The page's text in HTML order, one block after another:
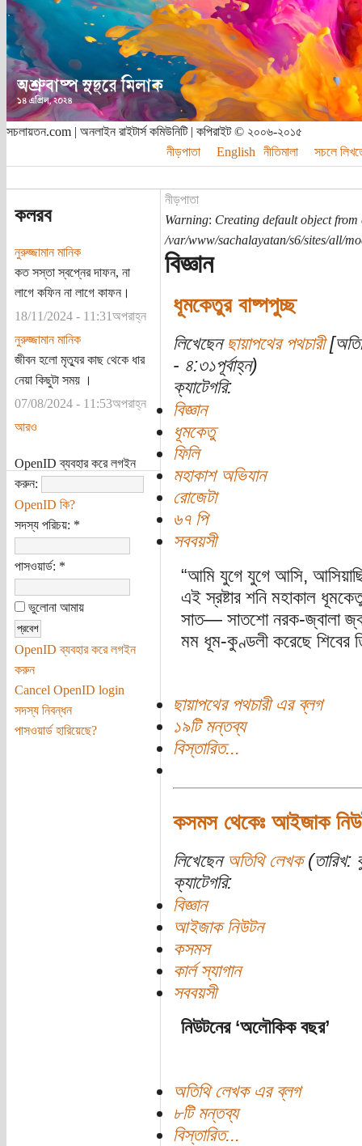
সচলায়তন.com | অনলাইন রাইটার্স কমিউনিটি | কপিরাইট © ২০০৬-২০১৫
নীড়পাতা
English নীতিমালা সচলে
কলরব
নুরুজ্জামান মানিক
কত সস্তা স্বপ্নের দাফন, না
লাগে কফিন না লাগে কাফন।
18/11/2024 - 11:31অপরাহ্ন
নুরুজ্জামান মানিক
জীবন হলো মৃত্যুর কাছ থেকে ধার
নেয়া কিছুটা সময় ।
07/08/2024 - 11:53অপরাহ্ন
আরও
OpenID ব্যবহার করে লগইন
করুন:
OpenID কি?
সদস্য পরিচয়: *
পাসওয়ার্ড: *
ভুলোনা আমায়
OpenID ব্যবহার করে লগইন
করুন
Cancel OpenID login
সদস্য নিবন্ধন
পাসওয়ার্ড হারিয়েছে?
নীড়পাতা
Warning: Creating default object from
/var/www/sachalayatan/s6/sites/all/
বিজ্ঞান
ধূমকেতুর বাষ্পপুচ্ছ
লিখেছেন ছায়াপথের পথচারী
- ৪:৩১পূর্বাহ্ন)
ক্যাটেগরি:
বিজ্ঞান
ধূমকেতু
ফিলি
মহাকাশ অভিযান
রোজেটা
৬৭ পি
সববয়সী
“আমি যুগে যুগে আসি,
এই স্রষ্টার শনি মহাকাল
সাত— সাতশো নরক-জ্বালা
মম ধূম-কুণ্ডলী করেছে শিবের
ছায়াপথের পথচারী এর ব্লগ
১৯টি মন্তব্য
বিস্তারিত...
কসমস থেকেঃ আইজাক
লিখেছেন অতিথি লেখক(তারিখ:
ক্যাটেগরি:
বিজ্ঞান
আইজাক নিউটন
কসমস
কার্ল স্যাগান
সববয়সী
নিউটনের ‘অলৌকিক বছর’
অতিথি লেখক এর ব্লগ
৮টি মন্তব্য
বিস্তারিত...